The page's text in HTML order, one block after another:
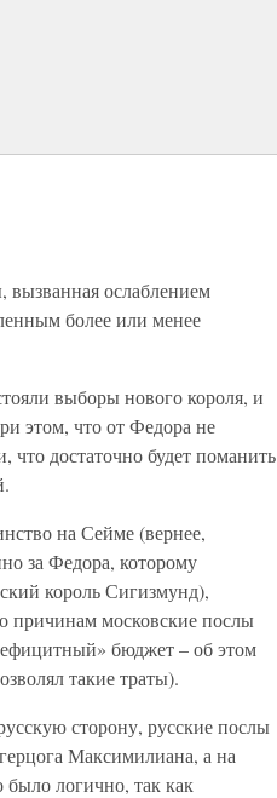
вызванная ослаблением
более или менее
выборы нового короля, и
этом, что от Федора не
что достаточно будет поманить
на Сейме (вернее,
за Федора, которому
король Сигизмунд),
причинам московские послы
бюджет – об этом
такие траты).
сторону, русские послы
Максимилиана, а на
логично, так как